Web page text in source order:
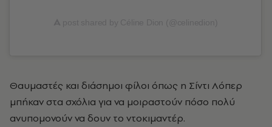
Θαυμαστές και διάσημοι φίλοι όπως η Σίντι Λόπερ
μπήκαν στα σχόλια για να μοιραστούν πόσο πολύ
ανυπομονούν να δουν το ντοκιμαντέρ.